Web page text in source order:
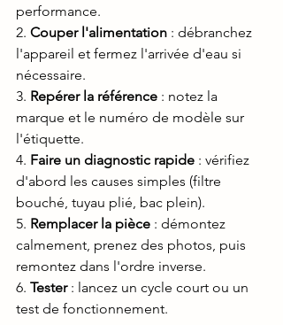
performance.
2. Couper l'alimentation : débranchez
l'appareil et fermez l'arrivée d'eau si
nécessaire.
3. Repérer la référence : notez la
marque et le numéro de modèle sur
l'étiquette.
4. Faire un diagnostic rapide : vérifiez
d'abord les causes simples (filtre
bouché, tuyau plié, bac plein).
5. Remplacer la pièce : démontez
calmement, prenez des photos, puis
remontez dans l'ordre inverse.
6. Tester : lancez un cycle court ou un
test de fonctionnement.